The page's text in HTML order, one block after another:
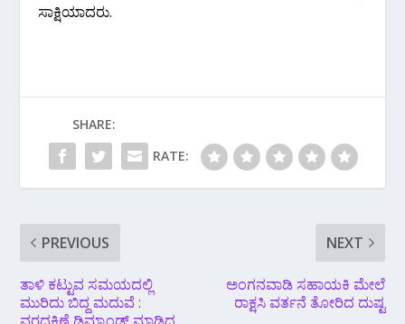
ಸಾಕ್ಷಿಯಾದರು.
SHARE:
RATE:
PREVIOUS
ತಾಳಿ ಕಟ್ಟುವ ಸಮಯದಲ್ಲಿ
‌ಮುರಿದು ಬಿದ್ದ ಮದುವೆ :
NEXT
ಅಂಗನವಾಡಿ ಸಹಾಯಕಿ ಮೇಲೆ
ರಾಕ್ಷಸಿ ವರ್ತನೆ ತೋರಿದ ದುಷ್ಟ